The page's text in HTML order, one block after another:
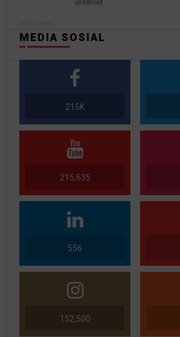
undefined
MEDIA SOSIAL
215K
215,635
556
152,500